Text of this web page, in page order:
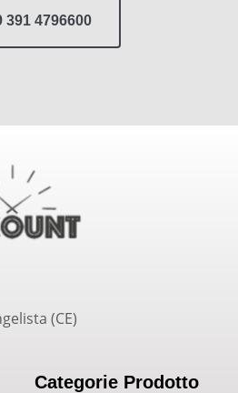
391 4796600
(CE)
Categorie Prodotto